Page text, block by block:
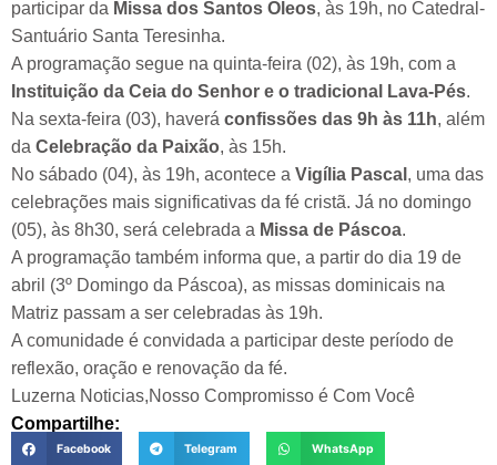
participar da Missa dos Santos Óleos, às 19h, no Catedral-
Santuário Santa Teresinha.
A programação segue na quinta-feira (02), às 19h, com a
Instituição da Ceia do Senhor e o tradicional Lava-Pés.
Na sexta-feira (03), haverá confissões das 9h às 11h, além
da Celebração da Paixão, às 15h.
No sábado (04), às 19h, acontece a Vigília Pascal , uma das
celebrações mais significativas da fé cristã. Já no domingo
(05), às 8h30, será celebrada a Missa de Páscoa.
A programação também informa que, a partir do dia 19 de
abril (3º Domingo da Páscoa), as missas dominicais na
Matriz passam a ser celebradas às 19h.
A comunidade é convidada a participar deste período de
reflexão, oração e renovação da fé.
Luzerna Noticias,Nosso Compromisso é Com Você
Compartilhe:
Facebook Telegram WhatsApp